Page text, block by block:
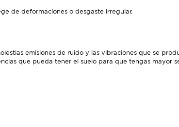
de deformaciones o desgaste irregular.
emisiones de ruido y las vibraciones que se
que pueda tener el suelo para que tengas mayor